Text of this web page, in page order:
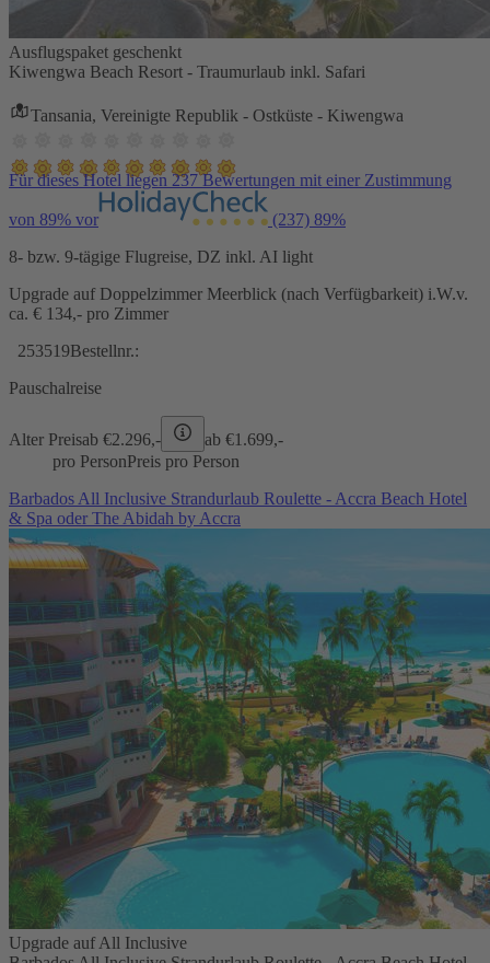
Ausflugspaket geschenkt
Kiwengwa Beach Resort - Traumurlaub inkl. Safari
Tansania, Vereinigte Republik - Ostküste - Kiwengwa
Für dieses Hotel liegen 237 Bewertungen mit einer Zustimmung
von 89% vor (237) 89%
8- bzw. 9-tägige Flugreise, DZ inkl. AI light
Upgrade auf Doppelzimmer Meerblick (nach Verfügbarkeit) i.W.v.
ca. € 134,- pro Zimmer
253519Bestellnr.:
Pauschalreise
Alter Preisab €2.296,- ab €1.699,-
pro PersonPreis pro Person
Barbados All Inclusive Strandurlaub Roulette - Accra Beach Hotel
& Spa oder The Abidah by Accra
Upgrade auf All Inclusive